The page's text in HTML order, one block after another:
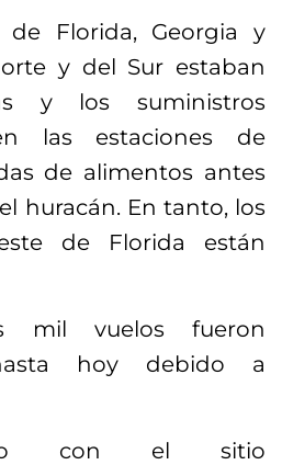
de Florida, Georgia y
y del Sur estaban
y los suministros
las estaciones de
de alimentos antes
huracán. En tanto, los
de Florida están
mil vuelos fueron
hoy debido a
con el sitio